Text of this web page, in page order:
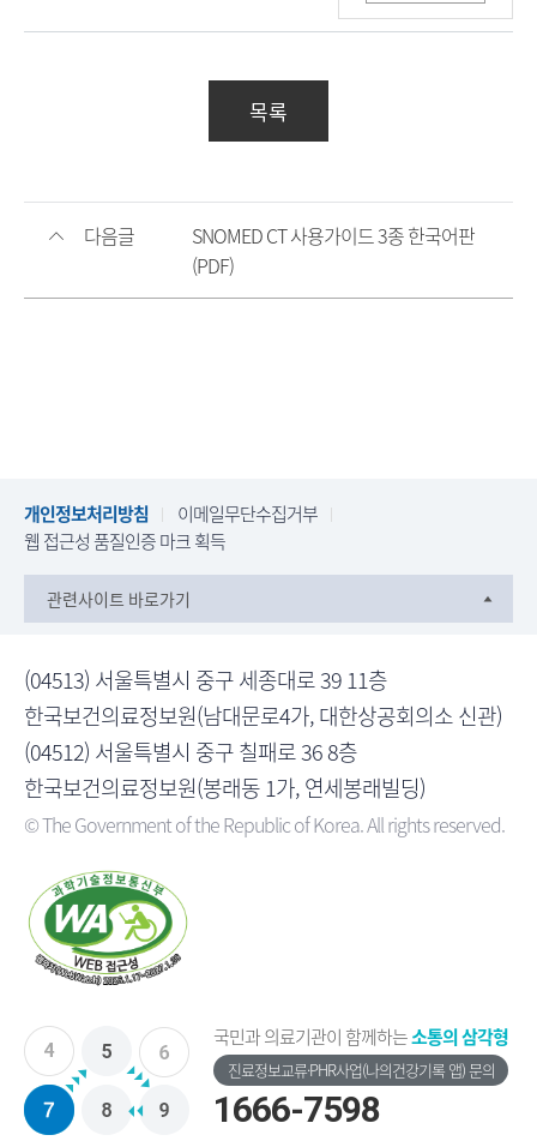
목록
다음글
SNOMED CT 사용가이드 3종 한국어판
(PDF)
개인정보처리방침
이메일무단수집거부
웹 접근성 품질인증 마크 획득
관련사이트 바로가기
(04513) 서울특별시 중구 세종대로 39 11층
한국보건의료정보원(남대문로4가, 대한상공회의소 신관)
(04512) 서울특별시 중구 칠패로 36 8층
한국보건의료정보원(봉래동 1가, 연세봉래빌딩)
© The Government of the Republic of Korea. All rights reserved.
국민과 의료기관이 함께하는소통의 삼각형
진료정보교류·PHR사업(나의건강기록 앱) 문의
1666-7598